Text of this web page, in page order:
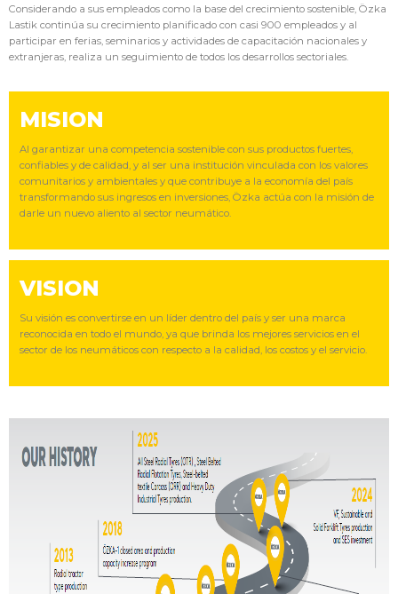
Considerando a sus empleados como la base del crecimiento sostenible, Özka
Lastik continúa su crecimiento planificado con casi 900 empleados y al
participar en ferias, seminarios y actividades de capacitación nacionales y
extranjeras, realiza un seguimiento de todos los desarrollos sectoriales.
MISION
Al garantizar una competencia sostenible con sus productos fuertes,
confiables y de calidad, y al ser una institución vinculada con los valores
comunitarios y ambientales y que contribuye a la economía del país
transformando sus ingresos en inversiones, Özka actúa con la misión de
darle un nuevo aliento al sector neumático.
VISION
Su visión es convertirse en un líder dentro del país y ser una marca
reconocida en todo el mundo, ya que brinda los mejores servicios en el
sector de los neumáticos con respecto a la calidad, los costos y el servicio.